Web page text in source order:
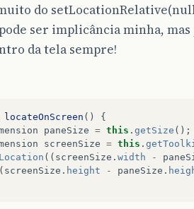
do
ser implicância minha, mas
da tela sempre!
locateOnScreen ()
{
paneSize = this . getSize ();
screenSize = this .
(( screenSize . width -
( screenSize . height - paneSize .